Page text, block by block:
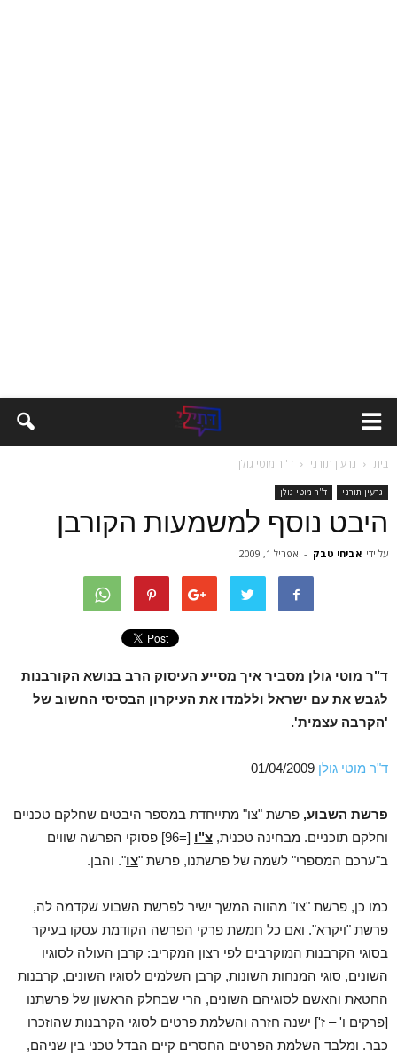
בית גרעין תורני ד''ר מוטי גולן
גרעין תורני ד''ר מוטי גולן
היבט נוסף למשמעות הקורבן
על ידי אביחי טבק - אפריל 1, 2009
ד"ר מוטי גולן מסביר איך מסייע העיסוק הרב בנושא הקורבנות
לגבש את עם ישראל וללמדו את העיקרון הבסיסי החשוב של
'הקרבה עצמית'.
ד"ר מוטי גולן
פרשת השבוע, פרשת "צו" מתייחדת במספר היבטים שחלקם טכניים
וחלקם תוכניים. מבחינה טכנית, צ"ו
[=96] פסוקי הפרשה שווים
ב"ערכם המספרי" לשמה של פרשתנו, פרשת "צו". והבן.
כמו כן, פרשת "צו" מהווה המשך ישיר לפרשת השבוע שקדמה לה,
פרשת "ויקרא". ואם כל חמשת פרקי הפרשה הקודמת עסקו בעיקר
בסוגי הקרבנות המוקרבים לפי רצון המקריב: קרבן העולה לסוגיו
השונים, סוגי המנחות השונות, קרבן השלמים לסוגיו השונים, קרבנות
החטאת והאשם לסוגיהם השונים, הרי שבחלק הראשון של פרשתנו
[פרקים ו' – ז'] ישנה חזרה והשלמת פרטים לסוגי הקרבנות שהוזכרו
כבר. ומלבד השלמת הפרטים החסרים קיים הבדל טכני בין שניהם,